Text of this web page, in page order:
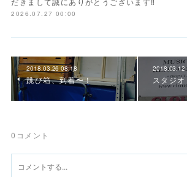
2026.07.27 00:00
2018.03.26 08:18
跳び箱、到着〜！
2018.03.12
スタジオ
0 コメント